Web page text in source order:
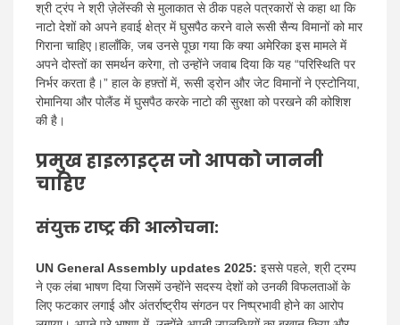
श्री ट्रंप ने श्री ज़ेलेंस्की से मुलाकात से ठीक पहले पत्रकारों से कहा था कि
नाटो देशों को अपने हवाई क्षेत्र में घुसपैठ करने वाले रूसी सैन्य विमानों को मार
गिराना चाहिए।हालाँकि, जब उनसे पूछा गया कि क्या अमेरिका इस मामले में
अपने दोस्तों का समर्थन करेगा, तो उन्होंने जवाब दिया कि यह “परिस्थिति पर
निर्भर करता है।” हाल के हफ़्तों में, रूसी ड्रोन और जेट विमानों ने एस्टोनिया,
रोमानिया और पोलैंड में घुसपैठ करके नाटो की सुरक्षा को परखने की कोशिश
की है।
प्रमुख हाइलाइट्स जो आपको जाननी
चाहिए
संयुक्त राष्ट्र की आलोचना:
UN General Assembly updates 2025: इससे पहले, श्री ट्रम्प
ने एक लंबा भाषण दिया जिसमें उन्होंने सदस्य देशों को उनकी विफलताओं के
लिए फटकार लगाई और अंतर्राष्ट्रीय संगठन पर निष्प्रभावी होने का आरोप